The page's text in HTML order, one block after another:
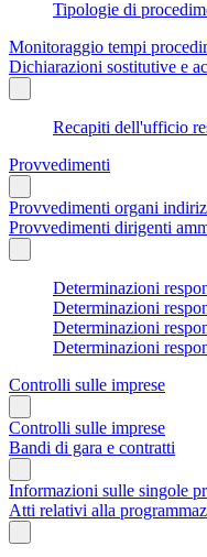
Tipologie di
Monitoraggio tempi
Dichiarazioni sostitutive e
Recapiti dell'ufficio
Provvedimenti
Provvedimenti organi
Provvedimenti dirigenti
Determinazioni
Determinazioni
Determinazioni
Determinazioni
Controlli sulle imprese
Controlli sulle imprese
Bandi di gara e contratti
Informazioni sulle singole
Atti relativi alla